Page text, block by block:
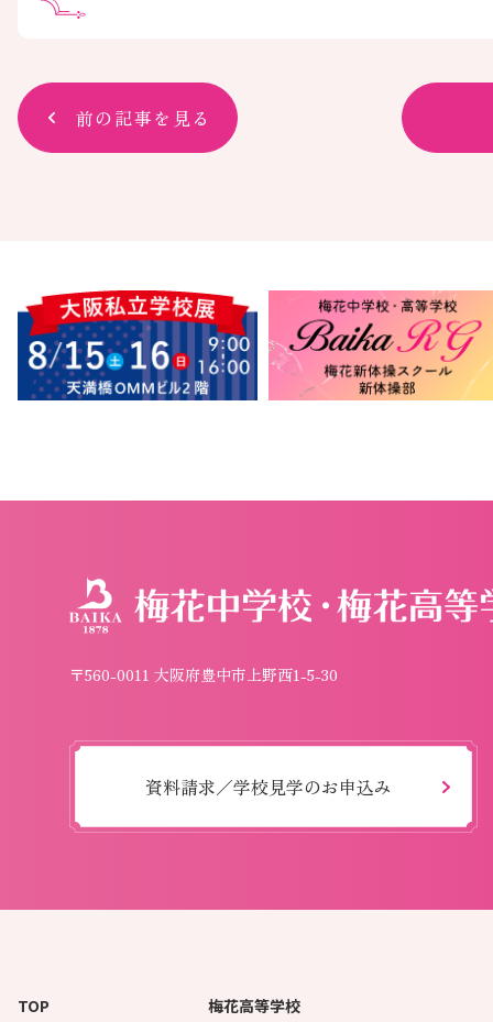
前の記事を見る
〒560-0011 大阪府豊中市上野西1-5-30
資料請求／学校見学のお申込み
TOP
梅花高等学校